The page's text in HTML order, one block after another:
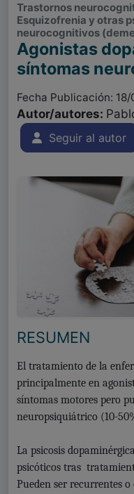
Trastornos
Esquizofrenia y otras
neurocognitivos
Agonistas
síntomas
Fecha Publicación:
Autor/autores:
Seguir al autor
RESUMEN
El tratamiento de la
principalmente en
síntomas motores pero
neuropsiquiátrico (10-
La psicosis
psicóticos tras
Pueden ser recurrentes